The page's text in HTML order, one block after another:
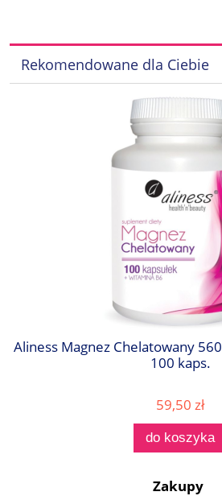
Rekomendowane dla Ciebie
Aliness Magnez Chelatowany
100 kaps.
59,50 zł
do koszyka
Zakupy